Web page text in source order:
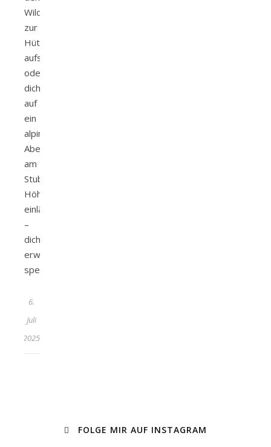
WildeWasserWeg
zur
Hütte
aufsteigst
oder
dich
auf
ein
alpines
Abenteuer
am
Stubaier
Höhenweg
einlässt
–
dich
erwarten
spektakuläre…
6.
Juli
2025
FOLGE MIR AUF INSTAGRAM